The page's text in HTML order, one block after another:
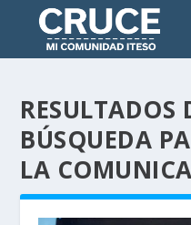
RESULTADOS
BÚSQUEDA
LA